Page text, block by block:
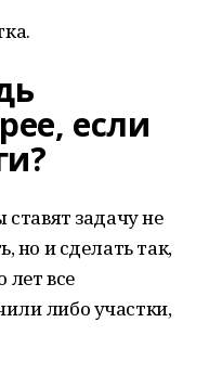
если
задачу не
но и сделать так,
лет все
либо участки,